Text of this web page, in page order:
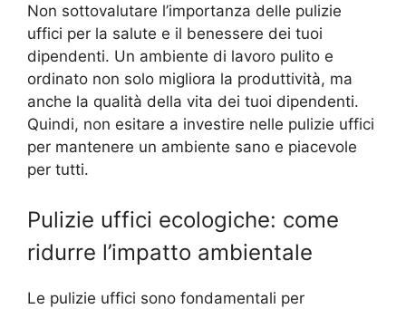
Non sottovalutare l’importanza delle pulizie
uffici per la salute e il benessere dei tuoi
dipendenti. Un ambiente di lavoro pulito e
ordinato non solo migliora la produttività, ma
anche la qualità della vita dei tuoi dipendenti.
Quindi, non esitare a investire nelle pulizie uffici
per mantenere un ambiente sano e piacevole
per tutti.
Pulizie uffici ecologiche: come
ridurre l’impatto ambientale
Le pulizie uffici sono fondamentali per